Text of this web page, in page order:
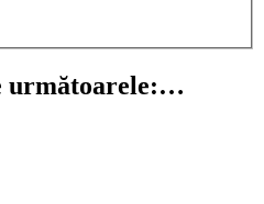
următoarele:…